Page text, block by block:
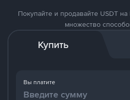
Покупайте и продавайте USDT
множество
Купить
Вы платите